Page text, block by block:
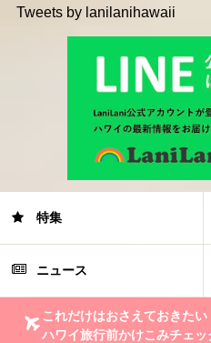
Tweets by lanilanihawaii
特集
ニュース
これだけはおさえておきたい
ハワイ旅行前かけこみチェッ